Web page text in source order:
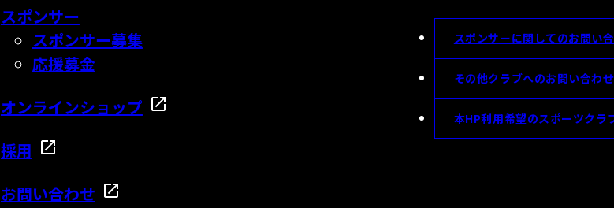
スポンサー
スポンサー募集
応援募金
オンラインショップ
採用
お問い合わせ
スポンサーに関してのお問い
その他クラブへのお問い合わせ
本HP利用希望のスポーツクラ